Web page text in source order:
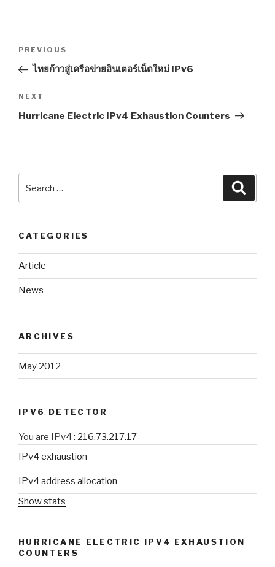
Post
navigation
Previous
Post
PREVIOUS
ไทยก้าวสู่เครือข่ายอินเตอร์เน็ตใหม่ IPv6
Next
Post
NEXT
Hurricane Electric IPv4 Exhaustion Counters
CATEGORIES
Article
News
ARCHIVES
May 2012
IPV6 DETECTOR
You are IPv4 : 216.73.217.17
IPv4 exhaustion
IPv4 address allocation
Show stats
HURRICANE ELECTRIC IPV4 EXHAUSTION
COUNTERS